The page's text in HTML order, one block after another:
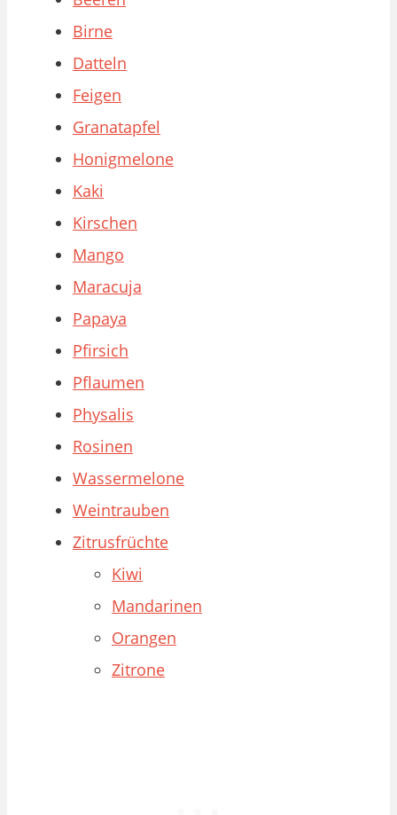
Birne
Datteln
Feigen
Granatapfel
Honigmelone
Kaki
Kirschen
Mango
Maracuja
Papaya
Pfirsich
Pflaumen
Physalis
Rosinen
Wassermelone
Weintrauben
Zitrusfrüchte
Kiwi
Mandarinen
Orangen
Zitrone